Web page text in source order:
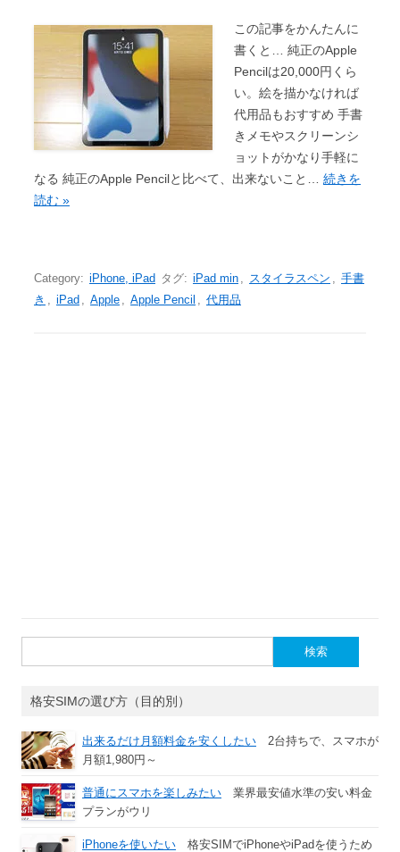
この記事をかんたんに
書くと… 純正のApple
Pencilは20,000円くら
い。絵を描かなければ
代用品もおすすめ 手書
きメモやスクリーンシ
ョットがかなり手軽に
なる 純正のApple Pencilと比べて、出来ないこと… 続きを
読む »
Category: iPhone, iPad タグ: iPad min , スタイラスペン , 手書
き , iPad , Apple , Apple Pencil , 代用品
索:
格安SIMの選び方（目的別）
出来るだけ月額料金を安くしたい 2台持ちで、スマホが
月額1,980円～
普通にスマホを楽しみたい 業界最安値水準の安い料金
プランがウリ
iPhoneを使いたい 格安SIMでiPhoneやiPadを使うため